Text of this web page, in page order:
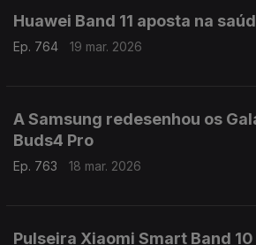
Huawei Band 11 aposta na
Ep. 764 19 mar. 2026
A Samsung redesenhou os
Buds4 Pro
Ep. 763 18 mar. 2026
Pulseira Xiaomi Smart Band